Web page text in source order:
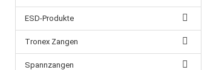
ESD-Produkte
Tronex Zangen
Spannzangen